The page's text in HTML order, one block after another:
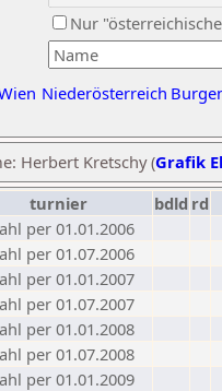
Nur
Niederösterreich
Herbert Kretschy (Grafik
turnier bdld rd
per 01.01.2006
per 01.07.2006
per 01.01.2007
per 01.07.2007
per 01.01.2008
per 01.07.2008
per 01.01.2009